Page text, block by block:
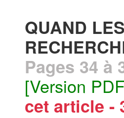
QUAND
Pages 34 à
[Version
cet article -